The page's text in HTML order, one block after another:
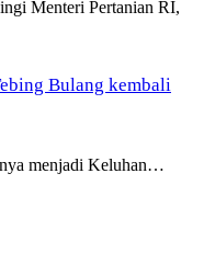
Menteri Pertanian RI,
Bulang kembali
menjadi Keluhan…